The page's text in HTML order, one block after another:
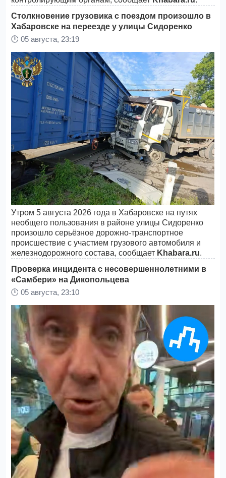
Столкновение грузовика с поездом произошло в
Хабаровске на переезде у улицы Сидоренко
🕛05 августа, 23:19
Утром 5 августа 2026 года в Хабаровске на путях
необщего пользования в районе улицы Сидоренко
произошло серьёзное дорожно-транспортное
происшествие с участием грузового автомобиля и
железнодорожного состава, сообщает Khabara.ru.
Проверка инцидента с несовершеннолетними в
«Самбери» на Дикопольцева
🕛05 августа, 23:10